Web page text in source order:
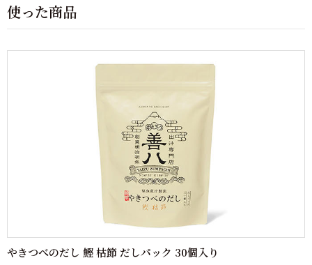
使った商品
やきつべのだし 鰹 枯節 だしパック 30個入り